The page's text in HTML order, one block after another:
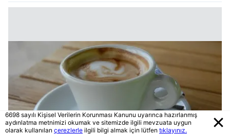
6698 sayılı Kişisel Verilerin Korunması Kanunu uyarınca hazırlanmış
aydınlatma metnimizi okumak ve sitemizde ilgili mevzuata uygun
olarak kullanılan çerezlerle ilgili bilgi almak için lütfen tıklayınız.